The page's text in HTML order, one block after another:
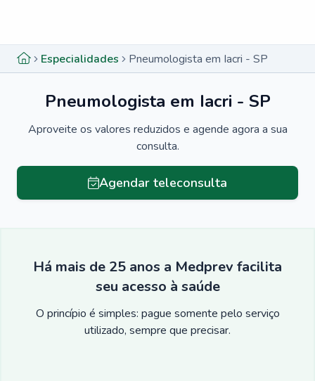
Especialidades Pneumologista em Iacri - SP
Pneumologista em Iacri - SP
Aproveite os valores reduzidos e agende agora a sua
consulta.
Agendar teleconsulta
Há mais de 25 anos a Medprev facilita
seu acesso à saúde
O princípio é simples: pague somente pelo serviço
utilizado, sempre que precisar.